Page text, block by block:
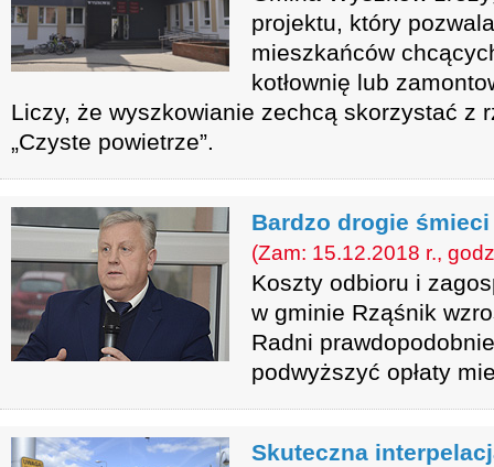
projektu, który
mieszkańców
kotłownię lub
Liczy, że wyszkowianie zechcą skorzystać z
„Czyste powietrze”.
Bardzo drogie śmieci
(Zam: 15.12.2018 r.,
Koszty odbioru i
w gminie Rząśnik
Radni
podwyższyć opłaty
Skuteczna